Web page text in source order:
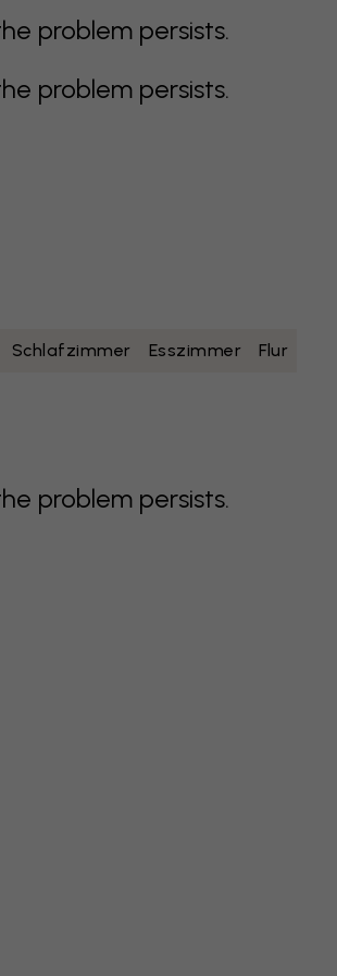
problem persists.
problem persists.
Schlafzimmer Esszimmer Flur
problem persists.